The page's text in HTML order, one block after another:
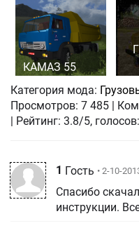
КАМАЗ 55
Категория мода:
Просмотров: 7 485
| Рейтинг: 3.8/5, голосов:
1 Гость • 2-10-
Спасибо
инструкции.